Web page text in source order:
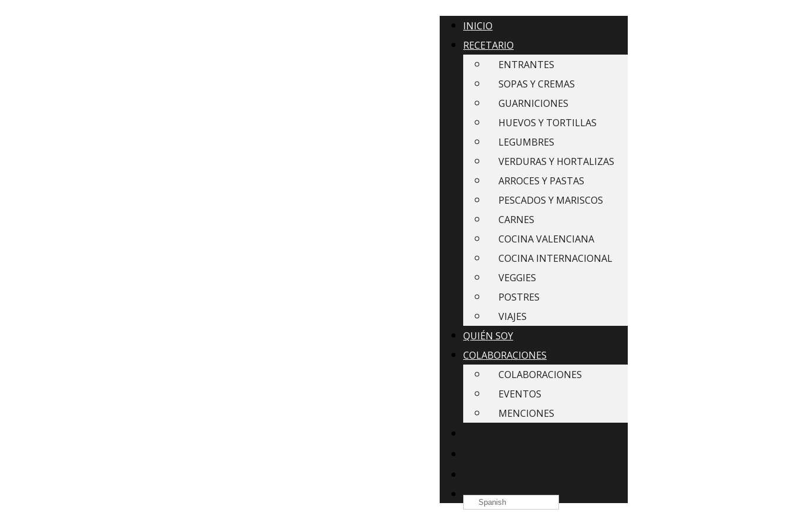
INICIO
RECETARIO
ENTRANTES
SOPAS Y CREMAS
GUARNICIONES
HUEVOS Y TORTILLAS
LEGUMBRES
VERDURAS Y HORTALIZAS
ARROCES Y PASTAS
PESCADOS Y MARISCOS
CARNES
COCINA VALENCIANA
COCINA INTERNACIONAL
VEGGIES
POSTRES
VIAJES
QUIÉN SOY
COLABORACIONES
COLABORACIONES
EVENTOS
MENCIONES
Spanish